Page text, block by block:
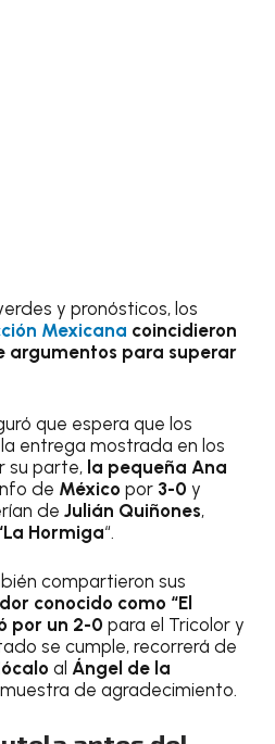
y pronósticos, los
Mexicana coincidieron
argumentos para superar
que espera que los
entrega mostrada en los
su parte, la pequeña Ana
de México por 3-0 y
deJulián Quiñones,
Hormiga“.
compartieron sus
conocido como “El
por un 2-0 para el Tricolor y
se cumple, recorrerá de
alÁngel de la
de agradecimiento.